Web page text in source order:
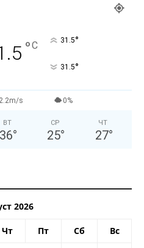
°C 31.5°
31.5°
2.2m/s 0%
ВТ
36°
СР
25°
ЧТ
27°
2026
Чт Пт Сб Вс